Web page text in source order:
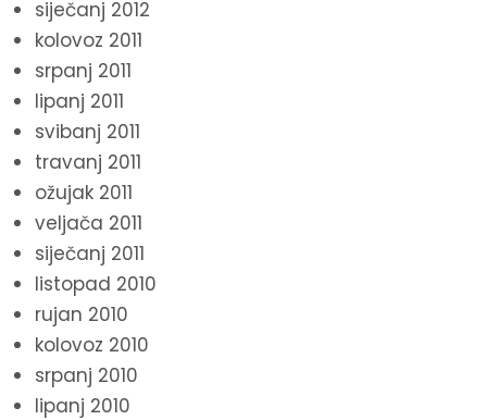
siječanj 2012
kolovoz 2011
srpanj 2011
lipanj 2011
svibanj 2011
travanj 2011
ožujak 2011
veljača 2011
siječanj 2011
listopad 2010
rujan 2010
kolovoz 2010
srpanj 2010
lipanj 2010